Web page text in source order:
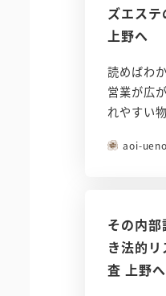
ズエス
上野へ
読めばわ
営業が広
れやすい
aoi-
その内
き法的
査 上野へ